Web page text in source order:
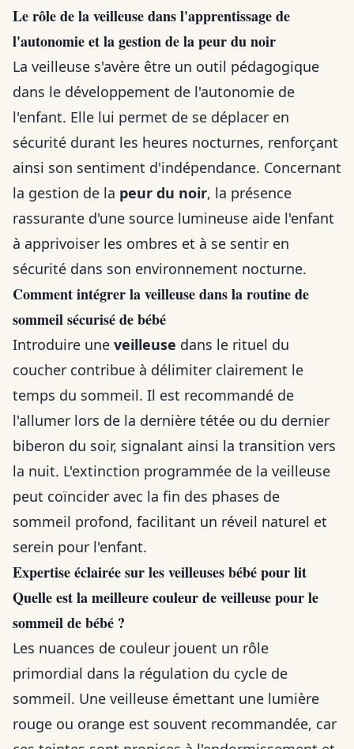
Le rôle de la veilleuse dans l'apprentissage de
l'autonomie et la gestion de la peur du noir
La veilleuse s'avère être un outil pédagogique
dans le développement de l'autonomie de
l'enfant. Elle lui permet de se déplacer en
sécurité durant les heures nocturnes, renforçant
ainsi son sentiment d'indépendance. Concernant
la gestion de la peur du noir, la présence
rassurante d'une source lumineuse aide l'enfant
à apprivoiser les ombres et à se sentir en
sécurité dans son environnement nocturne.
Comment intégrer la veilleuse dans la routine de
sommeil sécurisé de bébé
Introduire une veilleuse dans le rituel du
coucher contribue à délimiter clairement le
temps du sommeil. Il est recommandé de
l'allumer lors de la dernière tétée ou du dernier
biberon du soir, signalant ainsi la transition vers
la nuit. L'extinction programmée de la veilleuse
peut coïncider avec la fin des phases de
sommeil profond, facilitant un réveil naturel et
serein pour l'enfant.
Expertise éclairée sur les veilleuses bébé pour lit
Quelle est la meilleure couleur de veilleuse pour le
sommeil de bébé ?
Les nuances de couleur jouent un rôle
primordial dans la régulation du cycle de
sommeil. Une veilleuse émettant une lumière
rouge ou orange est souvent recommandée, car